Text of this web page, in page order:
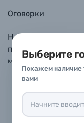
Выберите
Покажем наличие
вами
Оговорки
Не все устройства
памяти
можно получить у
памяти.
Требуется